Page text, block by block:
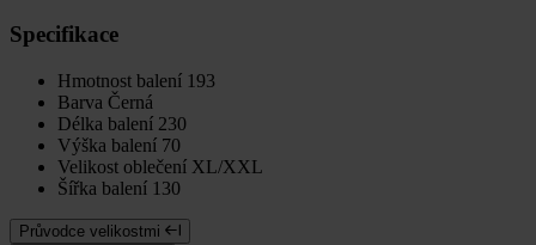
Specifikace
Hmotnost balení 193
Barva Černá
Délka balení 230
Výška balení 70
Velikost oblečení XL/XXL
Šířka balení 130
Průvodce velikostmi